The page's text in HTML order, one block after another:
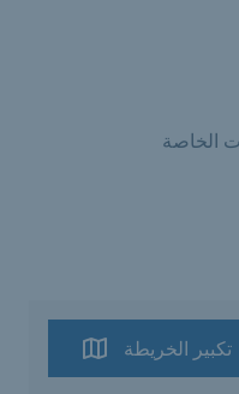
الخاصة
تكبير الخريطة